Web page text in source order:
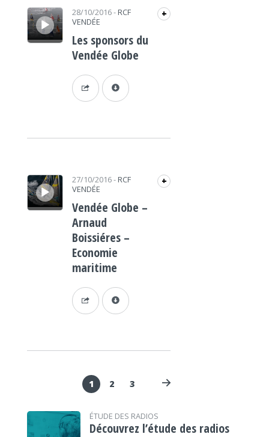
Lecteur audio 28/10/2016- RCF
VENDÉE
+
Les sponsors du
Vendée Globe
Lecteur audio 27/10/2016- RCF
VENDÉE
+
Vendée Globe –
Arnaud
Boissiéres –
Economie
maritime
1 2 3
ÉTUDE DES RADIOS
Découvrez l’étude des radios